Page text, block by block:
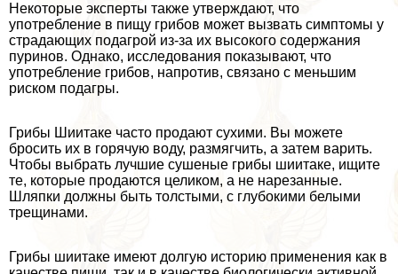
Некоторые эксперты также утверждают, что
употрeбление в пищу грибов может вызвать симптомы у
страдающих подагрой из-за их высокого содержания
пуринов. Однако, исследования показывают, что
употрeбление грибов, напротив, связано с меньшим
риском подагры.
Грибы Шиитаке часто продают сухими. Вы можете
бросить их в горячую воду, размягчить, а затем варить.
Чтобы выбрать лучшие сушеные грибы шиитаке, ищите
те, которые продаются целиком, а не нарезанные.
Шляпки должны быть толстыми, с глубокими белыми
трещинами.
Грибы шиитаке имеют долгую историю применения как в